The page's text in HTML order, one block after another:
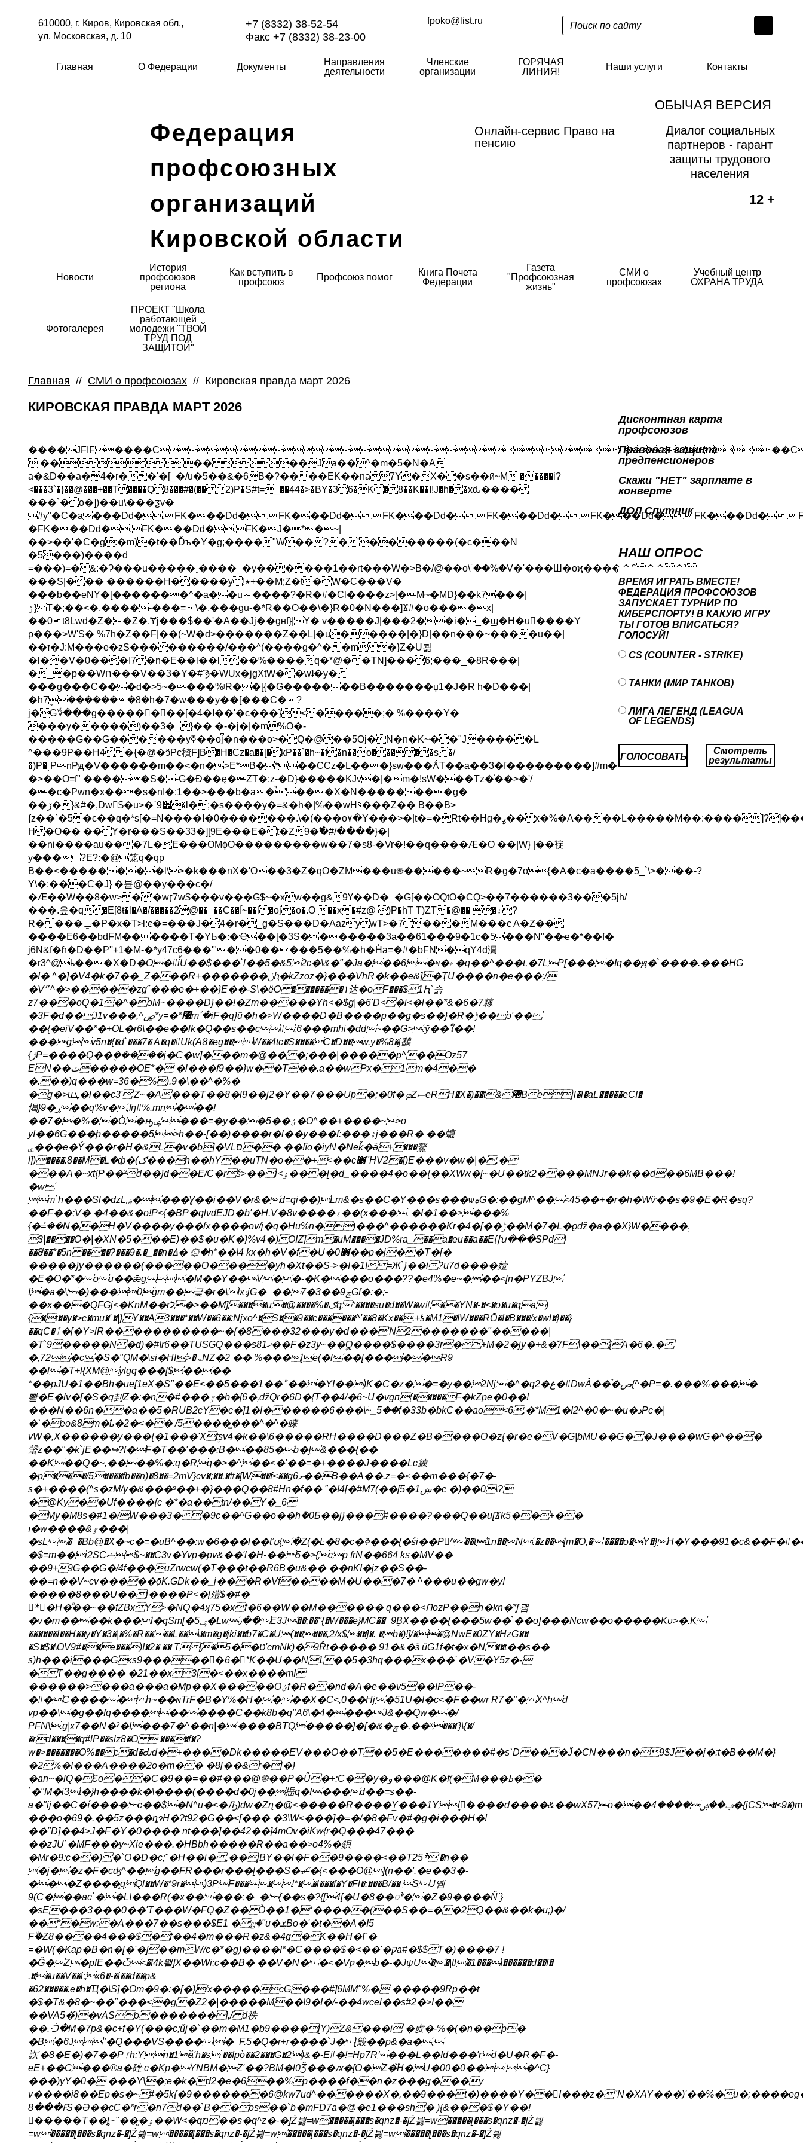
610000, г. Киров, Кировская обл.,
ул. Московская, д. 10
+7 (8332) 38-52-54
Факс +7 (8332) 38-23-00
fpoko@list.ru
Главная О Федерации Документы
Направления
деятельности
Членские
организации
ГОРЯЧАЯ
ЛИНИЯ!
Наши услуги Контакты
ОБЫЧАЯ ВЕРСИЯ
Федерация
профсоюзных
организаций
Кировской области
Онлайн-сервис Право на
пенсию
Диалог социальных
партнеров - гарант
защиты трудового
населения
12 +
Новости
История
профсоюзов
региона
Как вступить в
профсоюз
Профсоюз помог
Книга Почета
Федерации
Газета
"Профсоюзная
жизнь"
СМИ о
профсоюзах
Учебный центр
ОХРАНА ТРУДА
Фотогалерея
ПРОЕКТ "Школа
работающей
молодежи "ТВОЙ
ТРУД ПОД
ЗАЩИТОЙ"
Главная // СМИ о профсоюзах // Кировская правда март 2026
КИРОВСКАЯ ПРАВДА МАРТ 2026
 ���� ��Ja��^�m�5�N�A
a�&D��a�4�r��'�[_�/u�5��&�6B�?����EK��na7Y�X��s��ӣ~M �����i?
<���3`�}��@���+��T����Q8���#�(��2)P�S#t=_��44�>�BY�36�K�8��K��I!J�ɦ��xԃ����
���`�o�])��u\���ƺv�
�FK���Dd�.FK���Dd�.FK�J�*�~|
��>��'�C�g:�m)�t��Ďъ�Y�g;����"W��?�'�������(�c���N
�5���)����d
=���)=�&:�Ɂ���u�����˳����_�y������1��rt���W�>B�/@��o\ۤ��%�V�'���Ш�oϗ�����6���}
���S|��� ������Н�����y!٭+��M;Z�t�W�C���V�
���b��eNY�[�������^�a��u����?�R�#�Cl����z>[�M~�MD}��k7���|
ۯ}T�;��<�.����-���=\�.���gu-�*R��O��\�}R�0�N���]Ϫ#�o����x|
��0t8Lwd�Z��Z�.Ɏj���$��'�A��Jj��gʜf}|Y� v�����J|���2��i�_�ϣ�H�u�ٓ���Y
p���>W'S� %7h�Z��F|��(~W�d>�������Z��L|�u�����|�}D|��n���~����u��|
��ז�J:M���e�zS���������/���^(����g�^��m�}Z�U쾲
�l��V�0���I7�n�E��l��l��%����q�*@��TN]���6;���_�8R���|
�_�p��Wח���V��3�Y�#Ϡ�WUx�jgXtW�̟�wʇ�y�
���g���C���d�>5~����%ʲR��[{�G�������B�������џ1�J�R h�D���|
�h7ܷ�������8�h�7�w���y��[���C�?
j�G؇���g�����򫴃���[�4�I��'�c���}<�����;� %����Y�
���y�����)��3�_}�� �-�j�|�m%O�-
�����G��G������yߧ��oj͆�n���o>�Q�@��5Oj�N�n�K~��"J�����L
^���9P��H4�{�@�ӭРc䆅F]B�H�Cz�a��[�kP��`�h~�f�n��o�����s �/
�)P�͵PnPԭ�V������m��<�n�>E*B�*��CCz�L���}sw���ǺT��a��3�f���������]#m��lN��4ǐ���-T&��}
�>��O=f" �����S�-G�Ɖ��ȩ�ZT�:z-�D}�����KJv�|�m�!sW���Tz�ͯ��>�'/
��c�Pԝn�x���s�nI�:1��>���b�a�̚'���X�N��������g�
��ڒ�}&#�,Dw$�u>�`9׏�l�;�s����y�=&�h�|%��wH؝���Z�� B��B>
{z��`�5�c��q�*s[�=N����Ι�0�������.\�(���o٧�Y���>�|t�=�Rt��Hg�ߨ��x�%�A����L�����M��:����]?]����B�a?
H �O�� ��Y�r���S��33�][9E���E�t�Z9�߱�#/����}�|
��ni����au���7L�E���OMϕO���������w��7�s8-�Vr�!��q���� Ǣ �O ��|W} |��䘺
y��� ?E?:�@笼q�qp
B��<��������l\>�k���nX�'O��3�Z�qO�ZM���u֎�����~R�g�7o{�A�c�a����5_`\>���-?
Y\�:���C�J} �뷷@��y���c�/
�Ӕ��W��8�w>�'�wӷ7w$���v���G$~�xw��g&9Ү��D�_�G[��OQtO�CQ>��7������3���5jh/
���.읖�q�E[8ŧ�l�A�/�����2@��_��C��Ï~��l�oj�o�.O ��x�#z@ )P�hT T)ZT�@�� �۽?
R����ݐ�P�x�T>l:ͼ�=���J�4�r�_g�S���D�AazywT>�7���M���c A�Z��
����E6��bdFM������T�YЬ�:�Ҽ��[�3S�������3a��61���9�1c�5���N"��ҽ�*��f�
j6N&f�ɦ�D��P''+1�M-�*y47c6���'"��0�����5��%�h�H̒a=�#�bFN�qY4d淍
�r3^@ҍ���X�D�O�#iͮU��$���`l��5�&52c�\&�"�Ja���6�ҹ�ۓ�q��^���t,�7LP[����Iq��ԭ�`����.���HG
�I� ^�]�V4�k�7��_Z���R+�������ݩԧ�kZzoz�}���VhR�k��e&]�ҬU����n�e���;/
�V״^�>�����zg˝���e�+��}E��-S\�ёO �������۱达�oF���$1Ԧ`솕
z7���oQ�1�^�oM~����D}��!�Zm�����Yh<�$g|�6'D<�i<�l��*&�6�7糘
�3F�d��J1v���,^ڝ*y=�*޷m՛�iF�q}ũ�h�>W����D�B����p��g�s��}�R�ݱ��o'��
��{�eiV��*�+OL�r6\��e��lk�Q��s��c#;6���mhi�dd~��G>:ў��ใ��!
���gv5n�{�d`���7� A�q�#Uk(Aȣ�eg�� W��4tc�S����C�D��w.y�%8�j鷭
{ڙP=����Q��ܴ�����j�C�w]���m�@�� �;���|�����p^��Oz57
EN��ٽ�����OE*� �l���f9��}w��T��.a��wPx�1m�4��
�.��)q���w=36�%).9�\��^�%�
�g�>uܜ�l��c3''Z~�A���T��8�l9��j2�Y��7���Up�;�0f�ܤZސeRH�X�)��t&޺Bejl�l�aL�����eCI�
愒}9�ڔ��q%v�,ʩ#%.mn���!
��7��%��O͑�ԣݷ���=�y���5��ؽ�O^��+����~>o
yI��6G���ϸ�����5>h��-[��)����r�l��y���f:���ۿj���R� ��蠛
ۑ���e�Ý���r�H�&L�v�b]�VLס�� ��!ïo�iӯN�Neǩ�ӛ+���鰲
l])����.8��M�Lܳ�ф�(ګ���h��hY��uTN�o��+<��c׹"HV2�[)E���v�w�|�.�
���A�~xt{P��²d��}d��E/C�rś>��i<ۉ���[�d_����4�o��{��XWא�[~�U��tk2����MNJr��k��d��6MB���!
�w
m`h���Sl�ǳLۻ����Ɣ��i��V�r&�d=qi��)Lm&�s��C�Y���s���ѡەG�:��gM^��<45��+�r�h�Wѷ��s�9�E�R�sq?
��F��;V� �4��&�o!P<{�BP�qlvdEJD�b'�H.V�8v����ۀ��(x���. �I�1��>���%
{�ܺ=��N��H�V����y���ſx����ov/j�q�Hu%n�)���^������Kr�4�[��ݱ��M�7�L�ϱǆ�a��X}W����܄
3|����Ο�|�XN�5���E)��$�u�K�}%v4�)OIZ]m�uM����JD%ra_��a�eu��a��E{խ���SPd}
��8ͪ��*�5n ����?���9�.�_��n�ߡ� ۞�h*��\4 kx�h�V�f�U�0׽��p�j��T�[�
�����}y������(�����O����yh�Xt��S->�I�1I =Ж`}��i?u7d����嬄
�E�O�*�ou��ǣg�M��Y��V��-�K����o���??�e4%�e~���<[n�PYZBJ
I�a�\ �)���0ģm��긏�r�\Ix։jG�_��7�3��9ݮGf�:�;-
��x���QFGj<�KnM��ŗל�>��М]����u�@����%�ګq*����su�d��W�w#��YN�-�<�o�u�qa)
{�t��y�>c�mū�`�|}Y��A3���*��W��6��:Njxo^�S��9��c������^'��8�Kx��.+ƾ�M1�IW���RŌ�I�B���/x�wl�}��}
��qC�ٱ�[�Y>lR��������­���~�{�8���32���y�d���'N2�������"�����|
�T`9�����N�d)�#\r6��TUSGQ���s81ޚ��F�z3y~��۪Q����$����3r�+M�2�jy�+&�̌7F\��{A�6�.�
�,72�c�S�"QM�\si�ΗI>�ۃNZ�2 �� %���[e(�l��[�����R9
��l�T+l{XM@ylgq���[$����
*��pJU�1��Bh�ue[1eX�Ѕ"��E<��5���1��ߴ'���YI��)K�C�z��=�y��2Nj�^�q2�غ�#DwÂ��ͫ�ص{^�P=�.���%����
뽣�E�ӏv�[�S�q刲Z�:�n�#���ٷ�b�[6�,ǆQr�6D�{T��4/�6~U�vgп{����� F�kZpe�0��!
���N��6n��a��5�RUB2cY�ϲ�]1�I������6���\ؘ~_5��f�33b�bkC��ao<6.�*M1�I2^�0�~�u�دPc�|
�`�eo&8m�ҍ�2�<�� /5����̻���^�^�睐
vW�,X������y���{�1���'Xܱtsv4�k��\̈6�����RH����D���Z�B����O�z{�r�e�V�G|bMU��G��J����wG�^���
螜z��"�k`jE��↪?f�F�T��'���:B���85�b�]&���{��
��K��Q�~,����%�:q�Rq�>�^��<�'��=�+����J����Lc練
�p���/5����fb��n)�8��=2mV}cv�;��.�#�[W��f<��g6ލ��B��A��.z=�<��m���{�7�-
s�+����(^s�zM/y�&���ˢ��+�}���Q��8#Hn�f�� ˮ�!4[�#M7(��[5�ښ1�c �)��0 \?
�@Ky��Uf����{c �*�a��tn/��Y�_6
�My�M8s�#1�/W���3��9c��^G��o��h݊�0Б��j}���#����?���Q��u[Ϫk5��+��
ı�w����&ٷ���|
�sL�_�Bb@�ܿX�~c�=�uB^��:w�6���l��ťս{�Z(�Ŀ�8�c�ߢ���{�śi��P󏞇^ͯ��t1n��N.�z��[m�O,�'����o�Y�}H�Y���91�c&��F�#����l�H{y�F�$��aY}
�$=m��i2SCޝ$~��C3v�Yvp�pv&��'l�H-��5�>{cp frN��664 ks�MV��
��9+9G��G�/4f���uZrwcw(�T���t��R6B�u&�� ��nKI�jz��S��-
��=n��V~cv�����ǭK.GDk��_ɉ���R�Vf����M�U���7� ^���u��gw�y!
�����8���U��i����P<�[㱯$�#�
*ّ�H�ͪ��~��fZBxY>�NQ�4ʞ75�xf�6��W��M������ q���<ՈozP��h�kn�*ʃ괨
�v�m����k���l�qSm[�ݷ5�Lw٫��E3J��;��''{�W���e}MC��_9ٟBX����{���5w��`��o]���N cw��o�����Kυ>�.K
������I��H��y�Y�3�|�%�R����L��\�m�g�jki��b7�C�U(�����,2/x$��]�. �b�)!]/��@NwE�0ZY�HzG��
�S�$�\OV9#��e���)!�2� �� T [�ט��5'cmNk)�9Ȓt����� 91�&�ӟ ӥG1f�t�x�Ν��t��s��
s)h���i���Gкs9������ُ6�*K��U��N1��5�3hq���x���`�V�Y5z�-
�T��g���� �21��x3[�<��x����mI
������>���a���a�Mp��X�����Oؽf�R��nd�A�e��v5��IP��-
�#�C����� h~��ɴTrF�B�Y%�H����X�C<,0��Hj�51U�I�c<�F��wr R7�"� X^hd
vp��\�g��fq����������C��k8̒b�q"A6\�4����J&��Qw��/
PFN\.g|x7��N�ˀ�I���7�^��n|�'����BTQ�����]�[�&�ݼ�,��ˣ���'}\{�/
�rd����q#lP��slz8�O  ����f�?
w�>�������O%��c�d�Ԃd�+����Dk�����EV���O��T��5�E�������#�s`D���Ĵ�CN���n�9$J��j�:t�B��M�}
�2%�!���A����2o�m�� �8[��&r�[�}
�an~�lQ�Ɛo��C�9��=��#���@֍��P�Ǚ�+:C��y�و���@K�f(�M���ߕ��
`�"M�i3t�}h����k�\����(����d�0j��捳q�I���d��=s��-
a�"ij��C�í���� c��$�N^u�<�Ԡ)dw�Zɳ�@<�����R����Y͇���1Yl�ً͙���d����&��wX57o���ݠ��ۺ����4�{jCS�<9�)m�iҮ��ǻ�Y�rxz�$���Z�D������ؖX�U�N5��Coi��͟5��M��z6h�<�lMUu�������|
���o�69�.��5z���ȵɂH�?t92�G��<[��� �3\W<���]�=�/�8�Fv�#�g �i���H�!
��"D]��4>J�F�Y�0���� nt���]��42��]4mOv�iKw{r�Q���47���
��zJU`�MF���y ~Xie���.�HBbh�����R��a��>o4%�鋇
�Mr�9:c��)�`O�D�c;"�H��i� ,��jBY��l�F��9����<��T2ׯ5'�n��
�j��z�F�cʤ^��g��FR���r���[���S�⧣�{<���O@](ņ��'.�e��3�-
���Z����֑qQl��W�*9r�)3PF����!*��l���f�Y�Fl�:���B/�� SU옘
9(C���ac`��L\���R(�x�� ���;�_� {��s�?{[4[�U�8��ꯣ��Z�9����Ñʽ}
�sE���3���0��'T���W�FQ�Z�� Ò��1�*�����(��S��=��2Q��&��k�u;)�/
��*�w: �A���7��s���$E1 �ꤜ�"u�ܮBo�'�t��A�I5
F٘�Z8����4���$�f��4�m���R�z&�4g�Ƙ��H�\΅�
=�W(�Kap�B�n�[�'�]��mW/c�*�g)����I*�C����$�<��'�קa#�$$T�)����7 !
�Ğ�Z�pfE��ѽ<�f4k왤]X��Wi;c��B� ��V�N� �<�Vƿ�b�-�JψU��|tl�1���\������d��f�
.��u��V��i;x6�-�i��d��p&
�62�����.e�h�Ҵ�\S]�Om�9�:�[�}/x�����cG���#]6MM"%�`�����9Rp��t
�$�T&�8�~��"���<�g�Z2�|�����M��\9�!�/-��4wcel��s#2�>I��
��VA5�́)�vASo�������],/ d祑
��.ᑟ�M�7p&�c+f�Y(ׄ���c;űj�`��m�M1�b9����[Y)Z& ���i`�䖍�-%�(�n��p�
�B�6J"�Q���VS����\�_F.5�Q�r+r����`J� [䉈��p&�a�,
䛈'�8�E�)�7��Pٵh:Yn�1ǎ'h�s ��Ipò��2���G�2)&�-E#�!=Hp7R���L��Id���'rd�U�R�F�-
eE+��C���®a�䂳 c�Kp�YNBM�Z'��?BM�l0Ǯ���ԕ�[O�Z�֟H�U�00�0�� �^C}
���)yY�0� ���Y\�;e�k�d2�e�6��%p����f��n�z���g���y
v����i8��Ep�s�~#�5k{�9�������6@kw7ud^��
ߓ���8S�Ә��cC�*r�n7d��`B� �os��`b�mFD7a�@�e1���sh� ){&���$�Y��!
�����T��ȴ~"��͖�ۉ��W<�qמ��s�q^z�-�]Ź븷=w�����[���s�qnz�-�]Ź븷=w�����[���s�qnz�-�]Ź븷
=w�����[���s�qnz�-�]Ź븷=w�����[���s�qnz�-�]Ź븷=w�����[���s�qnz�-�]Ź븷=w�����[���s�qnz�-�]Ź븷
Дисконтная карта
профсоюзов
Правовая защита
предпенсионеров
Скажи "НЕТ" зарплате в
конверте
ДОЛ Спутник
НАШ ОПРОС
ВРЕМЯ ИГРАТЬ ВМЕСТЕ!
ФЕДЕРАЦИЯ ПРОФСОЮЗОВ
ЗАПУСКАЕТ ТУРНИР ПО
КИБЕРСПОРТУ! В КАКУЮ ИГРУ
ТЫ ГОТОВ ВПИСАТЬСЯ?
ГОЛОСУЙ!
CS (COUNTER - STRIKE)
ТАНКИ (МИР ТАНКОВ)
ЛИГА ЛЕГЕНД (LEAGUA
OF LEGENDS)
ГОЛОСОВАТЬ
Смотреть
результаты